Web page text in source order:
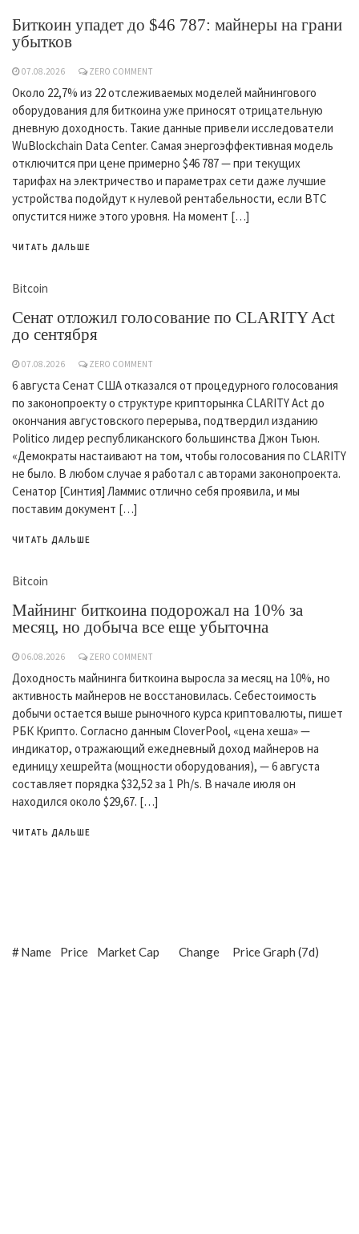
Биткоин упадет до $46 787: майнеры на грани
убытков
07.08.2026 ZERO COMMENT
Около 22,7% из 22 отслеживаемых моделей майнингового
оборудования для биткоина уже приносят отрицательную
дневную доходность. Такие данные привели исследователи
WuBlockchain Data Center. Самая энергоэффективная модель
отключится при цене примерно $46 787 — при текущих
тарифах на электричество и параметрах сети даже лучшие
устройства подойдут к нулевой рентабельности, если BTC
опустится ниже этого уровня. На момент […]
ЧИТАТЬ ДАЛЬШЕ
Bitcoin
Сенат отложил голосование по CLARITY Act
до сентября
07.08.2026 ZERO COMMENT
6 августа Сенат США отказался от процедурного голосования
по законопроекту о структуре крипторынка CLARITY Act до
окончания августовского перерыва, подтвердил изданию
Politico лидер республиканского большинства Джон Тьюн.
«Демократы настаивают на том, чтобы голосования по CLARITY
не было. В любом случае я работал с авторами законопроекта.
Сенатор [Синтия] Ламмис отлично себя проявила, и мы
поставим документ […]
ЧИТАТЬ ДАЛЬШЕ
Bitcoin
Майнинг биткоина подорожал на 10% за
месяц, но добыча все еще убыточна
06.08.2026 ZERO COMMENT
Доходность майнинга биткоина выросла за месяц на 10%, но
активность майнеров не восстановилась. Себестоимость
добычи остается выше рыночного курса криптовалюты, пишет
РБК Крипто. Согласно данным CloverPool, «цена хеша» —
индикатор, отражающий ежедневный доход майнеров на
единицу хешрейта (мощности оборудования), — 6 августа
составляет порядка $32,52 за 1 Ph/s. В начале июля он
находился около $29,67. […]
ЧИТАТЬ ДАЛЬШЕ
#Name Price Market Cap Change Price Graph (7d)